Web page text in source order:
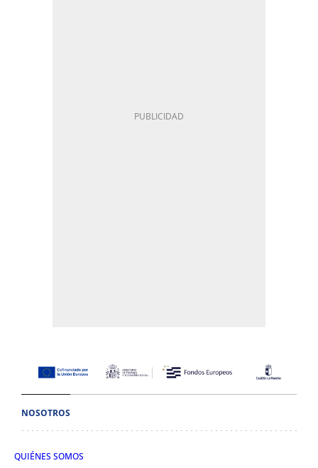
NOSOTROS
QUIÉNES SOMOS